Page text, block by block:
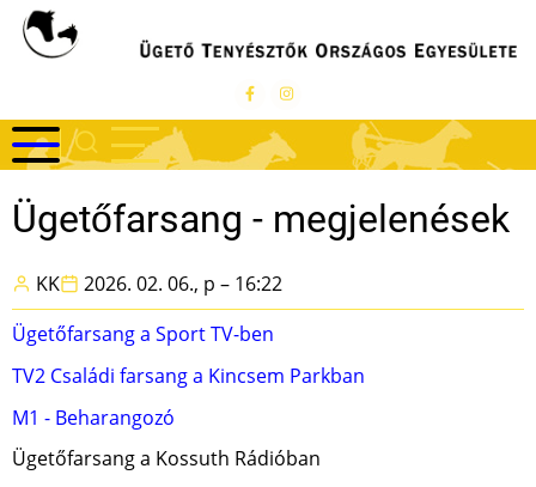
Ugrás
Ügetőfarsang - megjelenések
KK
2026. 02. 06., p – 16:22
Ügetőfarsang a Sport TV-ben
TV2 Családi farsang a Kincsem Parkban
M1 - Beharangozó
Ügetőfarsang a Kossuth Rádióban